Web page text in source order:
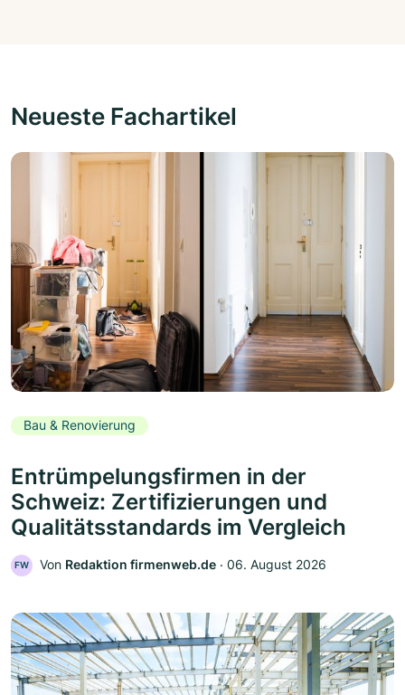
Neueste Fachartikel
Bau & Renovierung
Entrümpelungsfirmen in der
Schweiz: Zertifizierungen und
Qualitätsstandards im Vergleich
FW Von Redaktion firmenweb.de ‧ 06. August 2026